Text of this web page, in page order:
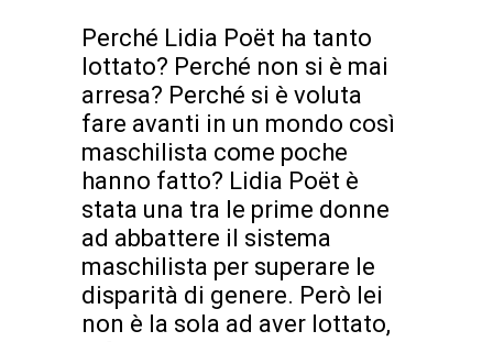
Perché Lidia Poët ha tanto
lottato? Perché non si è mai
arresa? Perché si è voluta
fare avanti in un mondo così
maschilista come poche
hanno fatto? Lidia Poët è
stata una tra le prime donne
ad abbattere il sistema
maschilista per superare le
disparità di genere. Però lei
non è la sola ad aver lottato,